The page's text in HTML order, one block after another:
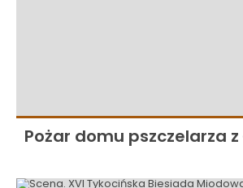
Pożar domu pszczelarza